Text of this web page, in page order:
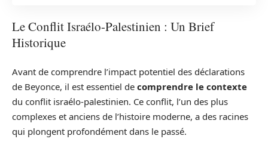
Le Conflit Israélo-Palestinien : Un Brief
Historique
Avant de comprendre l’impact potentiel des déclarations
de Beyonce, il est essentiel de comprendre le contexte
du conflit israélo-palestinien. Ce conflit, l’un des plus
complexes et anciens de l’histoire moderne, a des racines
qui plongent profondément dans le passé.